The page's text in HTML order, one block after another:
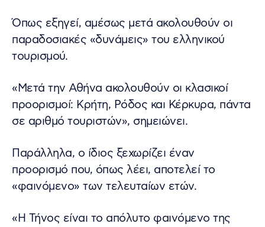
Όπως εξηγεί, αμέσως μετά ακολουθούν οι
παραδοσιακές «δυνάμεις» του ελληνικού
τουρισμού.
«Μετά την Αθήνα ακολουθούν οι κλασικοί
προορισμοί: Κρήτη, Ρόδος και Κέρκυρα, πάντα
σε αριθμό τουριστών», σημειώνει.
Παράλληλα, ο ίδιος ξεχωρίζει έναν
προορισμό που, όπως λέει, αποτελεί το
«φαινόμενο» των τελευταίων ετών.
«Η Τήνος είναι το απόλυτο φαινόμενο της